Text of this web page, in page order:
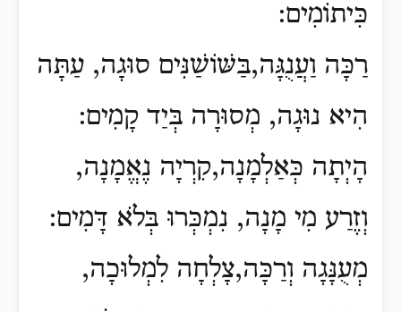
כִּיתוֹמִים:
רַכָּה וַעֲנֻגָּה,בַּשּׁוֹשַׁנִּים סוּגָה, עַתָּה
הִיא נוּגָה, מְסוּרָה בְּיַד קָמִים:
הָיְתָה כְּאַלְמָנָה,קִרְיָה נֶאֱמָנָה,
וְזֶרַע מִי מָנָה, נִמְכְּרוּ בְּלֹא דָּמִים:
מְעֻנָּגָה וְרַכָּה,צָלְחָה לִמְלוּכָה,